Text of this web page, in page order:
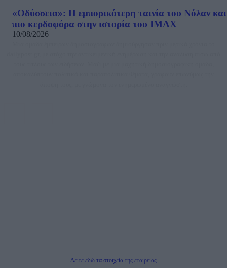
«Οδύσσεια»: Η εμπορικότερη ταινία του Νόλαν
πιο κερδοφόρα στην ιστορία του IMAX
10/08/2026
Δείτε εδώ τα στοιχεία της εταιρείας